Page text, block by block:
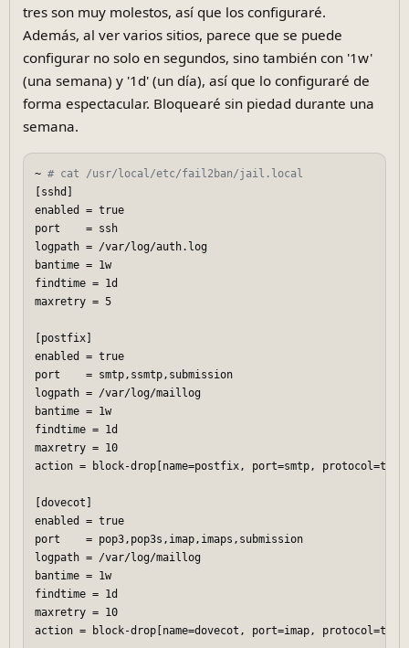
tres son muy molestos, así que los configuraré.
Además, al ver varios sitios, parece que se puede
configurar no solo en segundos, sino también con '1w'
(una semana) y '1d' (un día), así que lo configuraré de
forma espectacular. Bloquearé sin piedad durante una
semana.
~ # cat /usr/local/etc/fail2ban/jail.local
[sshd]
enabled = true
port    = ssh
logpath = /var/log/auth.log
bantime = 1w
findtime = 1d
maxretry = 5
[postfix]
enabled = true
port    = smtp,ssmtp,submission
logpath = /var/log/maillog
bantime = 1w
findtime = 1d
maxretry = 10
action = block-drop[name=postfix, port=smtp,
[dovecot]
enabled = true
port    = pop3,pop3s,imap,imaps,submission
logpath = /var/log/maillog
bantime = 1w
findtime = 1d
maxretry = 10
action = block-drop[name=dovecot, port=imap,